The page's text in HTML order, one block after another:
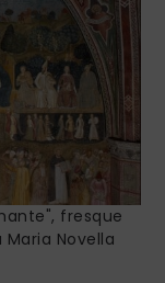
fresque
Maria Novella